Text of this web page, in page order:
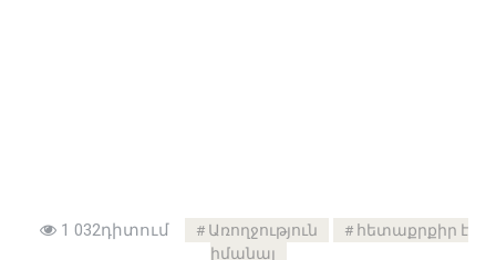
1 032դիտում Առողջություն
հետաքրքիր է
իմանալ